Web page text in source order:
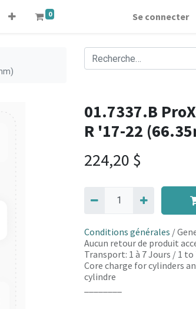
0 Se connecter
01.7337.B
R '17-22
224,20 $
Conditions générales /
Aucun retour de produit
Transport: 1 à 7 Jours / 1 to
Core charge for cylinders
cylindre